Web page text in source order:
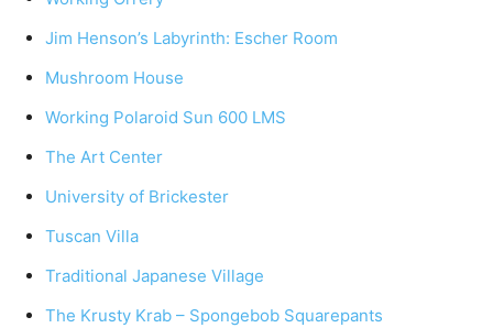
Jim Henson’s Labyrinth: Escher Room
Mushroom House
Working Polaroid Sun 600 LMS
The Art Center
University of Brickester
Tuscan Villa
Traditional Japanese Village
The Krusty Krab – Spongebob Squarepants